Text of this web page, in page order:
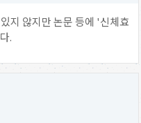
지 않지만 논문 등에 '신체효
.